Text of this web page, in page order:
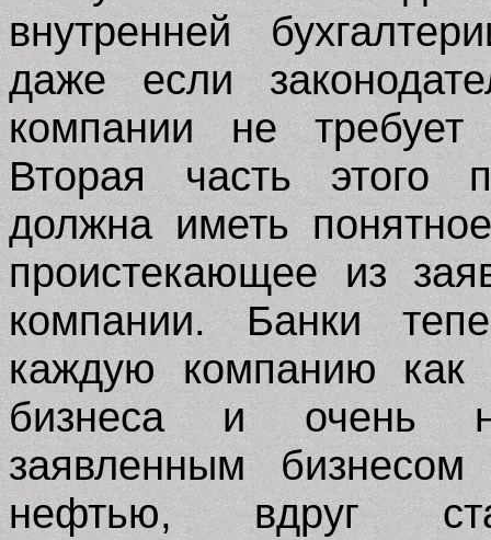
внутренней
даже если
компании не требует
Вторая часть этого
должна иметь
проистекающее из
компании. Банки
каждую компанию как
бизнеса и очень
заявленным бизнесом
нефтью, вдруг